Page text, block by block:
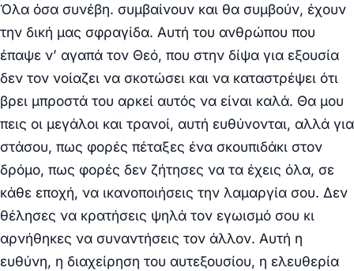
Όλα όσα συνέβη. συμβαίνουν και θα συμβούν, έχουν
την δική μας σφραγίδα. Αυτή του ανθρώπου που
έπαψε ν’ αγαπά τον Θεό, που στην δίψα για εξουσία
δεν τον νοίαζει να σκοτώσει και να καταστρέψει ότι
βρει μπροστά του αρκεί αυτός να είναι καλά. Θα μου
πεις οι μεγάλοι και τρανοί, αυτή ευθύνονται, αλλά για
στάσου, πως φορές πέταξες ένα σκουπιδάκι στον
δρόμο, πως φορές δεν ζήτησες να τα έχεις όλα, σε
κάθε εποχή, να ικανοποιήσεις την λαμαργία σου. Δεν
θέλησες να κρατήσεις ψηλά τον εγωισμό σου κι
αρνήθηκες να συναντήσεις τον άλλον. Αυτή η
ευθύνη, η διαχείρηση του αυτεξουσίου, η ελευθερία